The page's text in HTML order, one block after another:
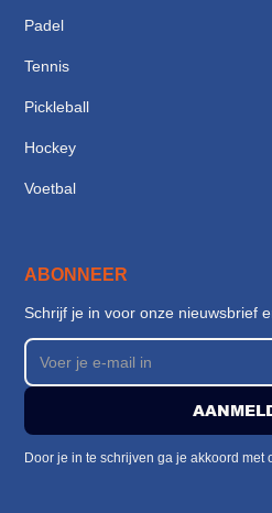
Padel
Tennis
Pickleball
Hockey
Voetbal
ABONNEER
Schrijf je in voor onze nieuwsbrief
Door je in te schrijven ga je akkoord met